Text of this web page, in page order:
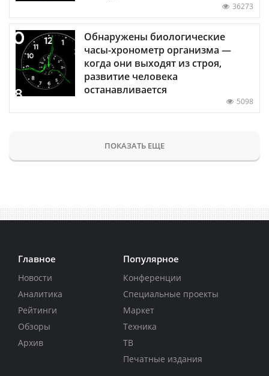
36273
Обнаружены биологические
часы-хронометр организма —
когда они выходят из строя,
развитие человека
останавливается
5098
ПОКАЗАТЬ ЕЩЕ
Главное
Новости
Аналитика
Рейтинги
Обзоры
Архив
Популярное
Конференции
Специальные проекты
Маркет
Техника
ТВ
Печатные издания